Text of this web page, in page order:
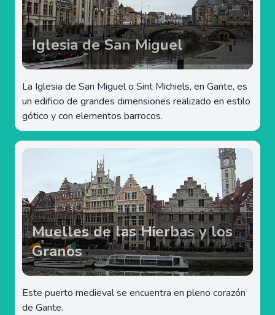
Iglesia de San Miguel
La Iglesia de San Miguel o Sint Michiels, en Gante, es
un edificio de grandes dimensiones realizado en estilo
gótico y con elementos barrocos.
Muelles de las Hierbas y los
Granos
Este puerto medieval se encuentra en pleno corazón
de Gante.